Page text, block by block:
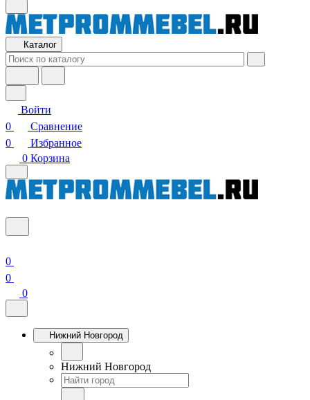
Каталог
Войти
0
Сравнение
0
Избранное
0 Корзина
0
0
0
Нижний Новгород
Нижний Новгород